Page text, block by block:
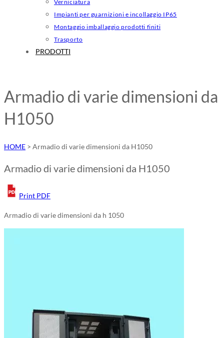
Verniciatura
Impianti per guarnizioni e incollaggio IP65
Montaggio imballaggio prodotti finiti
Trasporto
PRODOTTI
Armadio di varie dimensioni da
H1050
HOME > Armadio di varie dimensioni da H1050
Armadio di varie dimensioni da H1050
Print PDF
Armadio di varie dimensioni da h 1050